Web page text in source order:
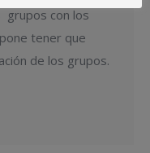
grupos con los
tener que
de los grupos.